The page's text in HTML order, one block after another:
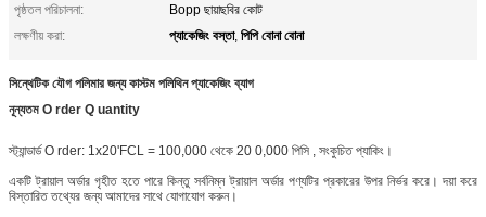
পৃষ্ঠতল পরিচালনা:
Bopp ছায়াছবির কোট
লক্ষণীয় করা:
প্যাকেজিং বস্তা, পিপি বোনা বোনা
সিন্থেটিক যৌগ পলিমার জন্য কাস্টম পলিথিন প্যাকেজিং ব্যাগ
নূন্যতম O rder Q uantity
স্ট্যান্ডার্ড O rder: 1x20'FCL = 100,000 থেকে 20 0,000 পিসি , সংকুচিত প্যাকিং।
একটি ট্রায়াল অর্ডার গৃহীত হতে পারে কিন্তু সর্বনিম্ন ট্রায়াল অর্ডার পণ্যটির প্রকারের উপর নির্ভর করে। দয়া করে
বিস্তারিত তথ্যের জন্য আমাদের সাথে যোগাযোগ করুন।